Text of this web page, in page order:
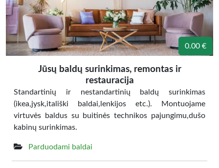
0.00 €
Jūsų baldų surinkimas, remontas ir
restauracija
Standartinių ir nestandartinių baldų surinkimas
(ikea,jysk,itališki baldai,lenkijos etc.). Montuojame
virtuvės baldus su buitinės technikos pajungimu,dušo
kabinų surinkimas.
Parduodami baldai